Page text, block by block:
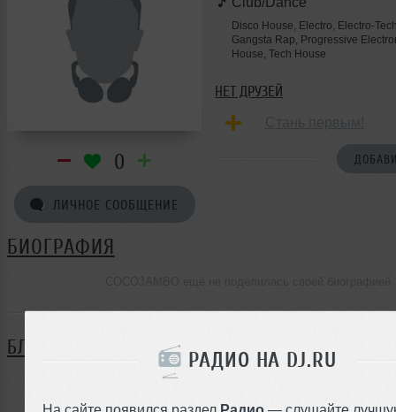
РАДИО НА DJ.RU
На сайте появился раздел Радио — слушайте
0
ЛИЧНОЕ СООБЩЕНИЕ
Disco House, Electro, Electro-
Gangsta Rap, Progressive
House, Tech House
НЕТ ДРУЗЕЙ
БИОГРАФИЯ
БЛОГ